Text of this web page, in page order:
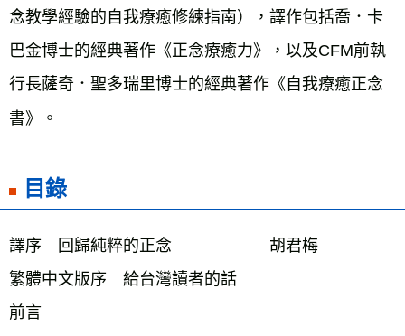
念教學經驗的自我療癒修練指南），譯作包括喬．卡
巴金博士的經典著作《正念療癒力》，以及CFM前執
行長薩奇．聖多瑞里博士的經典著作《自我療癒正念
書》。
目錄
譯序 回歸純粹的正念 胡君梅
繁體中文版序 給台灣讀者的話
前言